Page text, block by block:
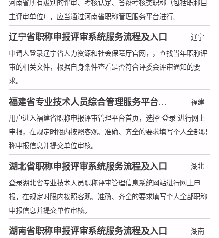
河南省所有级别的评审、考核认定、答辩考核类职称（包括职称自
主评审单位），应当通过河南省职称管理服务平台进行。
辽宁省职称申报评审系统服务流程及入口
辽宁
申请人登录辽宁省人力资源和社会保障厅官网，，查找当年职称评
审的相关文件，根据自身条件查看是否符合评委会评审通知的要
求。
福建省专业技术人员综合管理服务平台服务流程及入口
福建
用户进入福建省职称申报评审管理平台首页，选择“登录”进行网上
申报，在规定时限内按照客观、准确、齐全的要求填写个人全部职
称申报信息并提交单位审核。
湖北省职称申报评审系统服务流程及入口
湖北
登录湖北省专业技术人员职称评审管理信息系统网站进行网上申
报，在规定时限内按照客观、准确、齐全的要求填写个人全部职称
申报信息并提交单位审核。
湖南省职称申报评审系统服务流程及入口
湖南